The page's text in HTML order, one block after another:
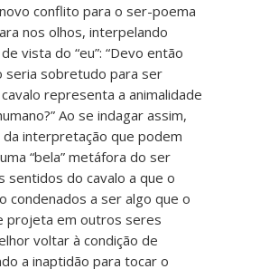
conflito para o ser-poema
nos olhos, interpelando
vista do “eu”: “Devo então
seria sobretudo para ser
representa a animalidade
Ao se indagar assim,
interpretação que podem
“bela” metáfora do ser
sentidos do cavalo a que o
condenados a ser algo que o
projeta em outros seres
voltar à condição de
a inaptidão para tocar o